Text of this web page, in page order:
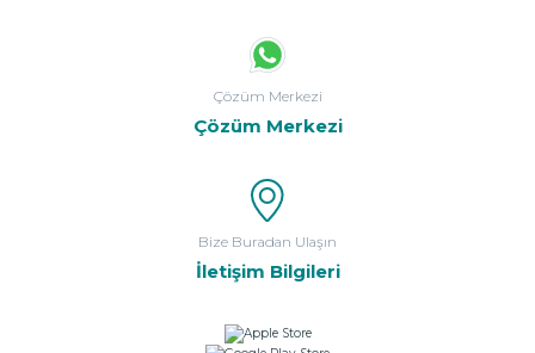
Çözüm Merkezi
Çözüm Merkezi
Bize Buradan Ulaşın
İletişim Bilgileri